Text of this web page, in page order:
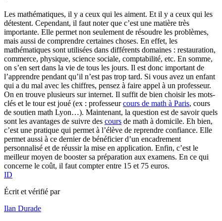
Les mathématiques, il y a ceux qui les aiment. Et il y a ceux qui les
détestent. Cependant, il faut noter que c’est une matière très
importante. Elle permet non seulement de résoudre les problèmes,
mais aussi de comprendre certaines choses. En effet, les
mathématiques sont utilisées dans différents domaines : restauration,
commerce, physique, science sociale, comptabilité, etc. En somme,
on s’en sert dans la vie de tous les jours. Il est donc important de
l’apprendre pendant qu’il n’est pas trop tard. Si vous avez un enfant
qui a du mal avec les chiffres, pensez à faire appel à un professeur.
On en trouve plusieurs sur internet. Il suffit de bien choisir les mots-
clés et le tour est joué (ex : professeurcours de math à Paris, cours
de soutien math Lyon…). Maintenant, la question est de savoir quels
sont les avantages de suivre des cours de math à domicile. Eh bien,
c’est une pratique qui permet à l’élève de reprendre confiance. Elle
permet aussi à ce dernier de bénéficier d’un encadrement
personnalisé et de réussir la mise en application. Enfin, c’est le
meilleur moyen de booster sa préparation aux examens. En ce qui
concerne le coût, il faut compter entre 15 et 75 euros.
ID
Écrit et vérifié par
Ilan Durade